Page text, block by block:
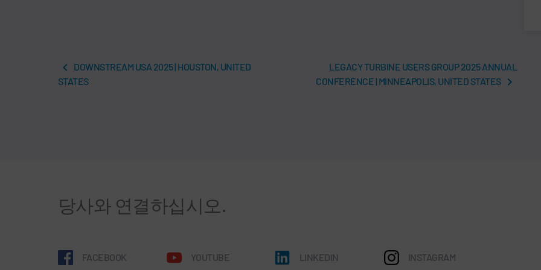
DOWNSTREAM USA 2025 | HOUSTON, UNITED
STATES
LEGACY TURBINE USERS GROUP 2025 ANNUAL
CONFERENCE | MINNEAPOLIS, UNITED STATES
당사와 연결하십시오.
FACEBOOK YOUTUBE LINKEDIN INSTAGRAM